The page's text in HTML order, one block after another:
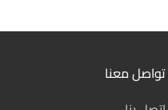
تواصل معنا